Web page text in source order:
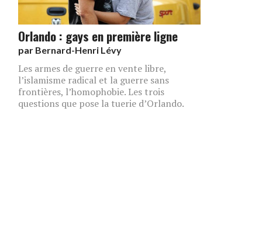
Orlando : gays en première ligne
par Bernard-Henri Lévy
Les armes de guerre en vente libre,
l’islamisme radical et la guerre sans
frontières, l’homophobie. Les trois
questions que pose la tuerie d’Orlando.